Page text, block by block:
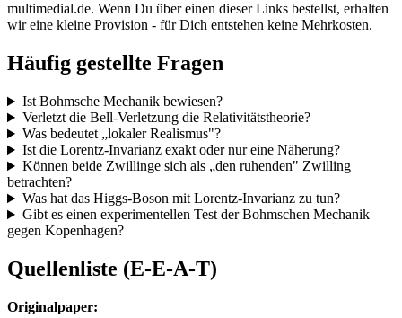
multimedial.de. Wenn Du über einen dieser Links bestellst, erhalten
wir eine kleine Provision - für Dich entstehen keine Mehrkosten.
Häufig gestellte Fragen
Ist Bohmsche Mechanik bewiesen?
Verletzt die Bell-Verletzung die Relativitätstheorie?
Was bedeutet „lokaler Realismus"?
Ist die Lorentz-Invarianz exakt oder nur eine Näherung?
Können beide Zwillinge sich als „den ruhenden" Zwilling
betrachten?
Was hat das Higgs-Boson mit Lorentz-Invarianz zu tun?
Gibt es einen experimentellen Test der Bohmschen Mechanik
gegen Kopenhagen?
Quellenliste (E-E-A-T)
Originalpaper: